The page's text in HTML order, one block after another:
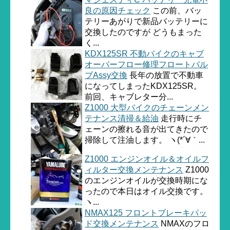
良の原因チェック この前、バッ
テリーあがりで新品バッテリーに
交換したのですが どうもまった
く...
KDX125SR 不動バイクのキャブ
オーバーフロー修理フロートバル
ブAssy交換 長年の放置で不動車
になってしまったKDX125SR。
前回、キャブレター分...
Z1000 大型バイクのチェーンメン
テナンス清掃＆給油 走行時にチ
ェーンの擦れる音が出てきたので
掃除して注油します。 ヽ(*´∀｀...
Z1000 エンジンオイル＆オイルフ
ィルター交換メンテナンス Z1000
のエンジンオイルが交換時期にな
ったので本日はオイル交換です。
ヽ...
NMAX125 フロントブレーキパッ
ド交換メンテナンス NMAXのフロ